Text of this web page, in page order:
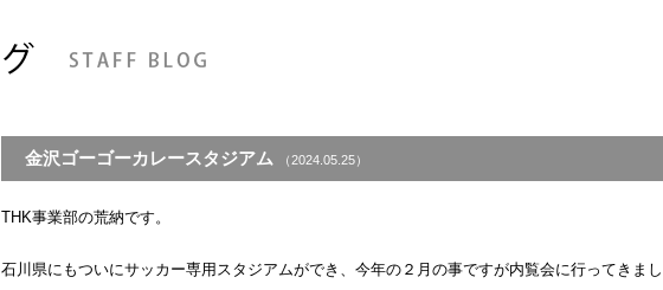
金沢ゴーゴーカレースタジアム （2024.05.25）
THK事業部の荒納です。
石川県にもついにサッカー専用スタジアムができ、今年の２月の事ですが内覧会に行ってきま